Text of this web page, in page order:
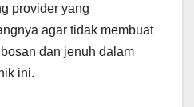
provider yang
agar tidak membuat
dan jenuh dalam
ini.